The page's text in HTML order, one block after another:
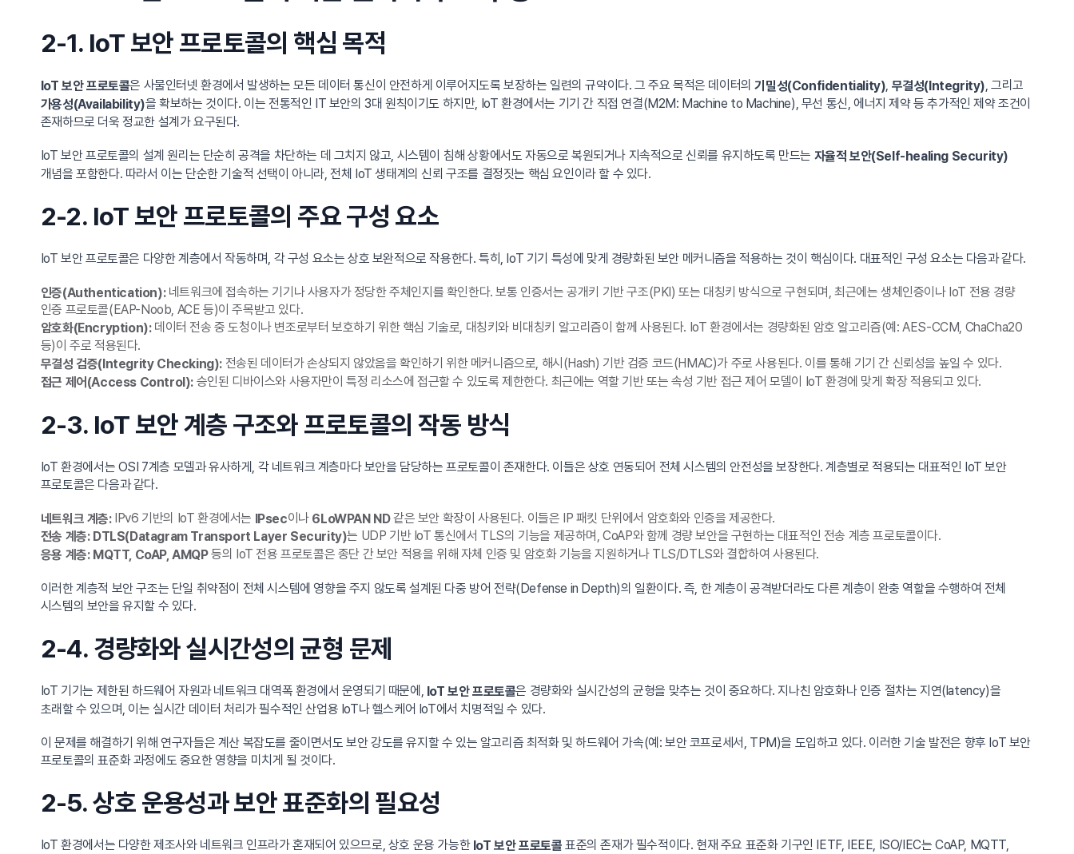
2-1. IoT 보안 프로토콜의 핵심 목적
IoT 보안 프로토콜은 사물인터넷 환경에서 발생하는 모든 데이터 통신이 안전하게 이루어지도록 보장하는 일련의 규약이다. 그 주요 목적은 데이터의기밀성(Confidentiality), 무결성(Integrity), 그리고
가용성(Availability)을 확보하는 것이다. 이는 전통적인 IT 보안의 3대 원칙이기도 하지만, IoT 환경에서는 기기 간 직접 연결(M2M: Machine to Machine), 무선 통신, 에너지 제약 등 추가적인 제약 조건이
존재하므로 더욱 정교한 설계가 요구된다.
IoT 보안 프로토콜의 설계 원리는 단순히 공격을 차단하는 데 그치지 않고, 시스템이 침해 상황에서도 자동으로 복원되거나 지속적으로 신뢰를 유지하도록 만드는 자율적 보안(Self-healing Security)
개념을 포함한다. 따라서 이는 단순한 기술적 선택이 아니라, 전체 IoT 생태계의 신뢰 구조를 결정짓는 핵심 요인이라 할 수 있다.
2-2. IoT 보안 프로토콜의 주요 구성 요소
IoT 보안 프로토콜은 다양한 계층에서 작동하며, 각 구성 요소는 상호 보완적으로 작용한다. 특히, IoT 기기 특성에 맞게 경량화된 보안 메커니즘을 적용하는 것이 핵심이다. 대표적인 구성 요소는 다음과 같다.
인증(Authentication):네트워크에 접속하는 기기나 사용자가 정당한 주체인지를 확인한다. 보통 인증서는 공개키 기반 구조(PKI) 또는 대칭키 방식으로 구현되며, 최근에는 생체인증이나 IoT 전용 경량
인증 프로토콜(EAP-Noob, ACE 등)이 주목받고 있다.
암호화(Encryption):데이터 전송 중 도청이나 변조로부터 보호하기 위한 핵심 기술로, 대칭키와 비대칭키 알고리즘이 함께 사용된다. IoT 환경에서는 경량화된 암호 알고리즘(예: AES-CCM, ChaCha20
등)이 주로 적용된다.
무결성 검증(Integrity Checking):전송된 데이터가 손상되지 않았음을 확인하기 위한 메커니즘으로, 해시(Hash) 기반 검증 코드(HMAC)가 주로 사용된다. 이를 통해 기기 간 신뢰성을 높일 수 있다.
접근 제어(Access Control):승인된 디바이스와 사용자만이 특정 리소스에 접근할 수 있도록 제한한다. 최근에는 역할 기반 또는 속성 기반 접근 제어 모델이 IoT 환경에 맞게 확장 적용되고 있다.
2-3. IoT 보안 계층 구조와 프로토콜의 작동 방식
IoT 환경에서는 OSI 7계층 모델과 유사하게, 각 네트워크 계층마다 보안을 담당하는 프로토콜이 존재한다. 이들은 상호 연동되어 전체 시스템의 안전성을 보장한다. 계층별로 적용되는 대표적인 IoT 보안
프로토콜은 다음과 같다.
네트워크 계층:IPv6 기반의 IoT 환경에서는 IPsec이나 6LoWPAN ND같은 보안 확장이 사용된다. 이들은 IP 패킷 단위에서 암호화와 인증을 제공한다.
전송 계층: DTLS(Datagram Transport Layer Security)는 UDP 기반 IoT 통신에서 TLS의 기능을 제공하며, CoAP와 함께 경량 보안을 구현하는 대표적인 전송 계층 프로토콜이다.
응용 계층: MQTT, CoAP, AMQP등의 IoT 전용 프로토콜은 종단 간 보안 적용을 위해 자체 인증 및 암호화 기능을 지원하거나 TLS/DTLS와 결합하여 사용된다.
이러한 계층적 보안 구조는 단일 취약점이 전체 시스템에 영향을 주지 않도록 설계된 다중 방어 전략(Defense in Depth)의 일환이다. 즉, 한 계층이 공격받더라도 다른 계층이 완충 역할을 수행하여 전체
시스템의 보안을 유지할 수 있다.
2-4. 경량화와 실시간성의 균형 문제
IoT 기기는 제한된 하드웨어 자원과 네트워크 대역폭 환경에서 운영되기 때문에, IoT 보안 프로토콜은 경량화와 실시간성의 균형을 맞추는 것이 중요하다. 지나친 암호화나 인증 절차는 지연(latency)을
초래할 수 있으며, 이는 실시간 데이터 처리가 필수적인 산업용 IoT나 헬스케어 IoT에서 치명적일 수 있다.
이 문제를 해결하기 위해 연구자들은 계산 복잡도를 줄이면서도 보안 강도를 유지할 수 있는 알고리즘 최적화 및 하드웨어 가속(예: 보안 코프로세서, TPM)을 도입하고 있다. 이러한 기술 발전은 향후 IoT 보안
프로토콜의 표준화 과정에도 중요한 영향을 미치게 될 것이다.
2-5. 상호 운용성과 보안 표준화의 필요성
IoT 환경에서는 다양한 제조사와 네트워크 인프라가 혼재되어 있으므로, 상호 운용 가능한 IoT 보안 프로토콜 표준의 존재가 필수적이다. 현재 주요 표준화 기구인 IETF, IEEE, ISO/IEC는 CoAP, MQTT,